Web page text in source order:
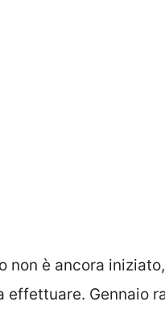
non è ancora
effettuare. Gennaio